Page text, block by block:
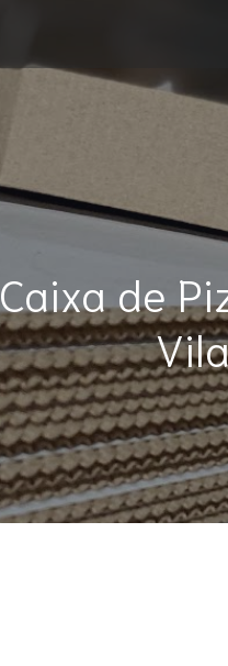
Caixa de